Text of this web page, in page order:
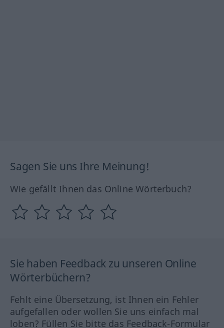
Sagen Sie uns Ihre Meinung!
Wie gefällt Ihnen das Online Wörterbuch?
Sie haben Feedback zu unseren Online
Wörterbüchern?
Fehlt eine Übersetzung, ist Ihnen ein Fehler
aufgefallen oder wollen Sie uns einfach mal
loben? Füllen Sie bitte das Feedback-Formular